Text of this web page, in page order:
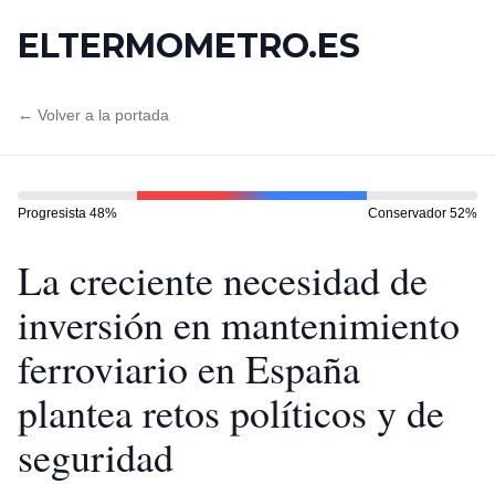
ELTERMOMETRO.ES
← Volver a la portada
Progresista 48% Conservador 52%
La creciente necesidad de
inversión en mantenimiento
ferroviario en España
plantea retos políticos y de
seguridad